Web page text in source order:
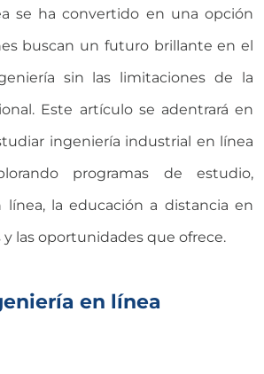
se ha convertido en una opción
buscan un futuro brillante en el
sin las limitaciones de la
Este artículo se adentrará en
ingeniería industrial en línea
programas de estudio,
línea, la educación a distancia en
y las oportunidades que ofrece.
en línea